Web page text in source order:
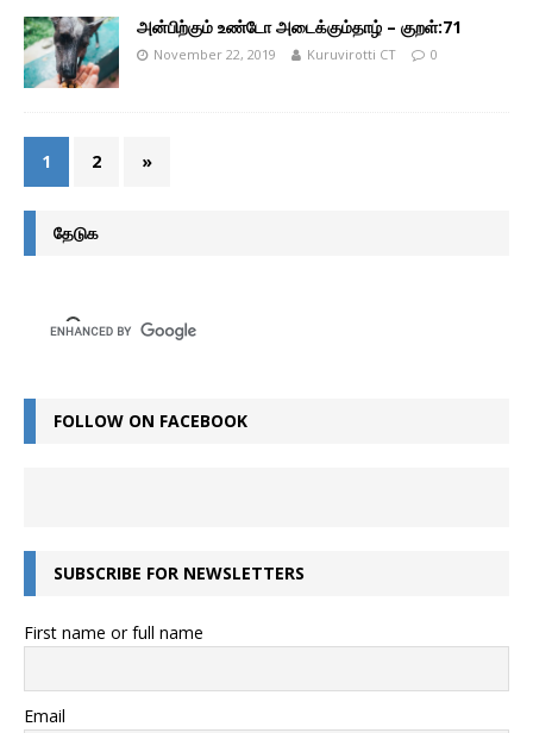
அன்பிற்கும் உண்டோ அடைக்கும்தாழ் – குறள்:71
November 22, 2019 Kuruvirotti CT 0
1 2 »
தேடுக
FOLLOW ON FACEBOOK
SUBSCRIBE FOR NEWSLETTERS
First name or full name
Email